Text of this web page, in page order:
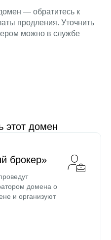
— обратитесь к
продления. Уточнить
можно в службе
этот домен
брокер»
домена о
и организуют